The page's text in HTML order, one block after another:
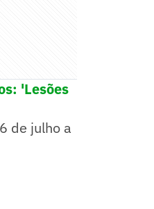
'Lesões
de julho a